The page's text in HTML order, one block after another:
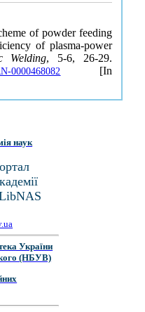
of powder feeding
of plasma-power
Welding, 5-6, 26-29.
0000468082 [In
наук
України
(НБУВ)